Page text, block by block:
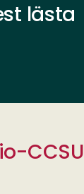
lästa
CCSU